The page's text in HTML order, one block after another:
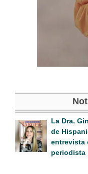
La Dra.
de
entrevista
periodista